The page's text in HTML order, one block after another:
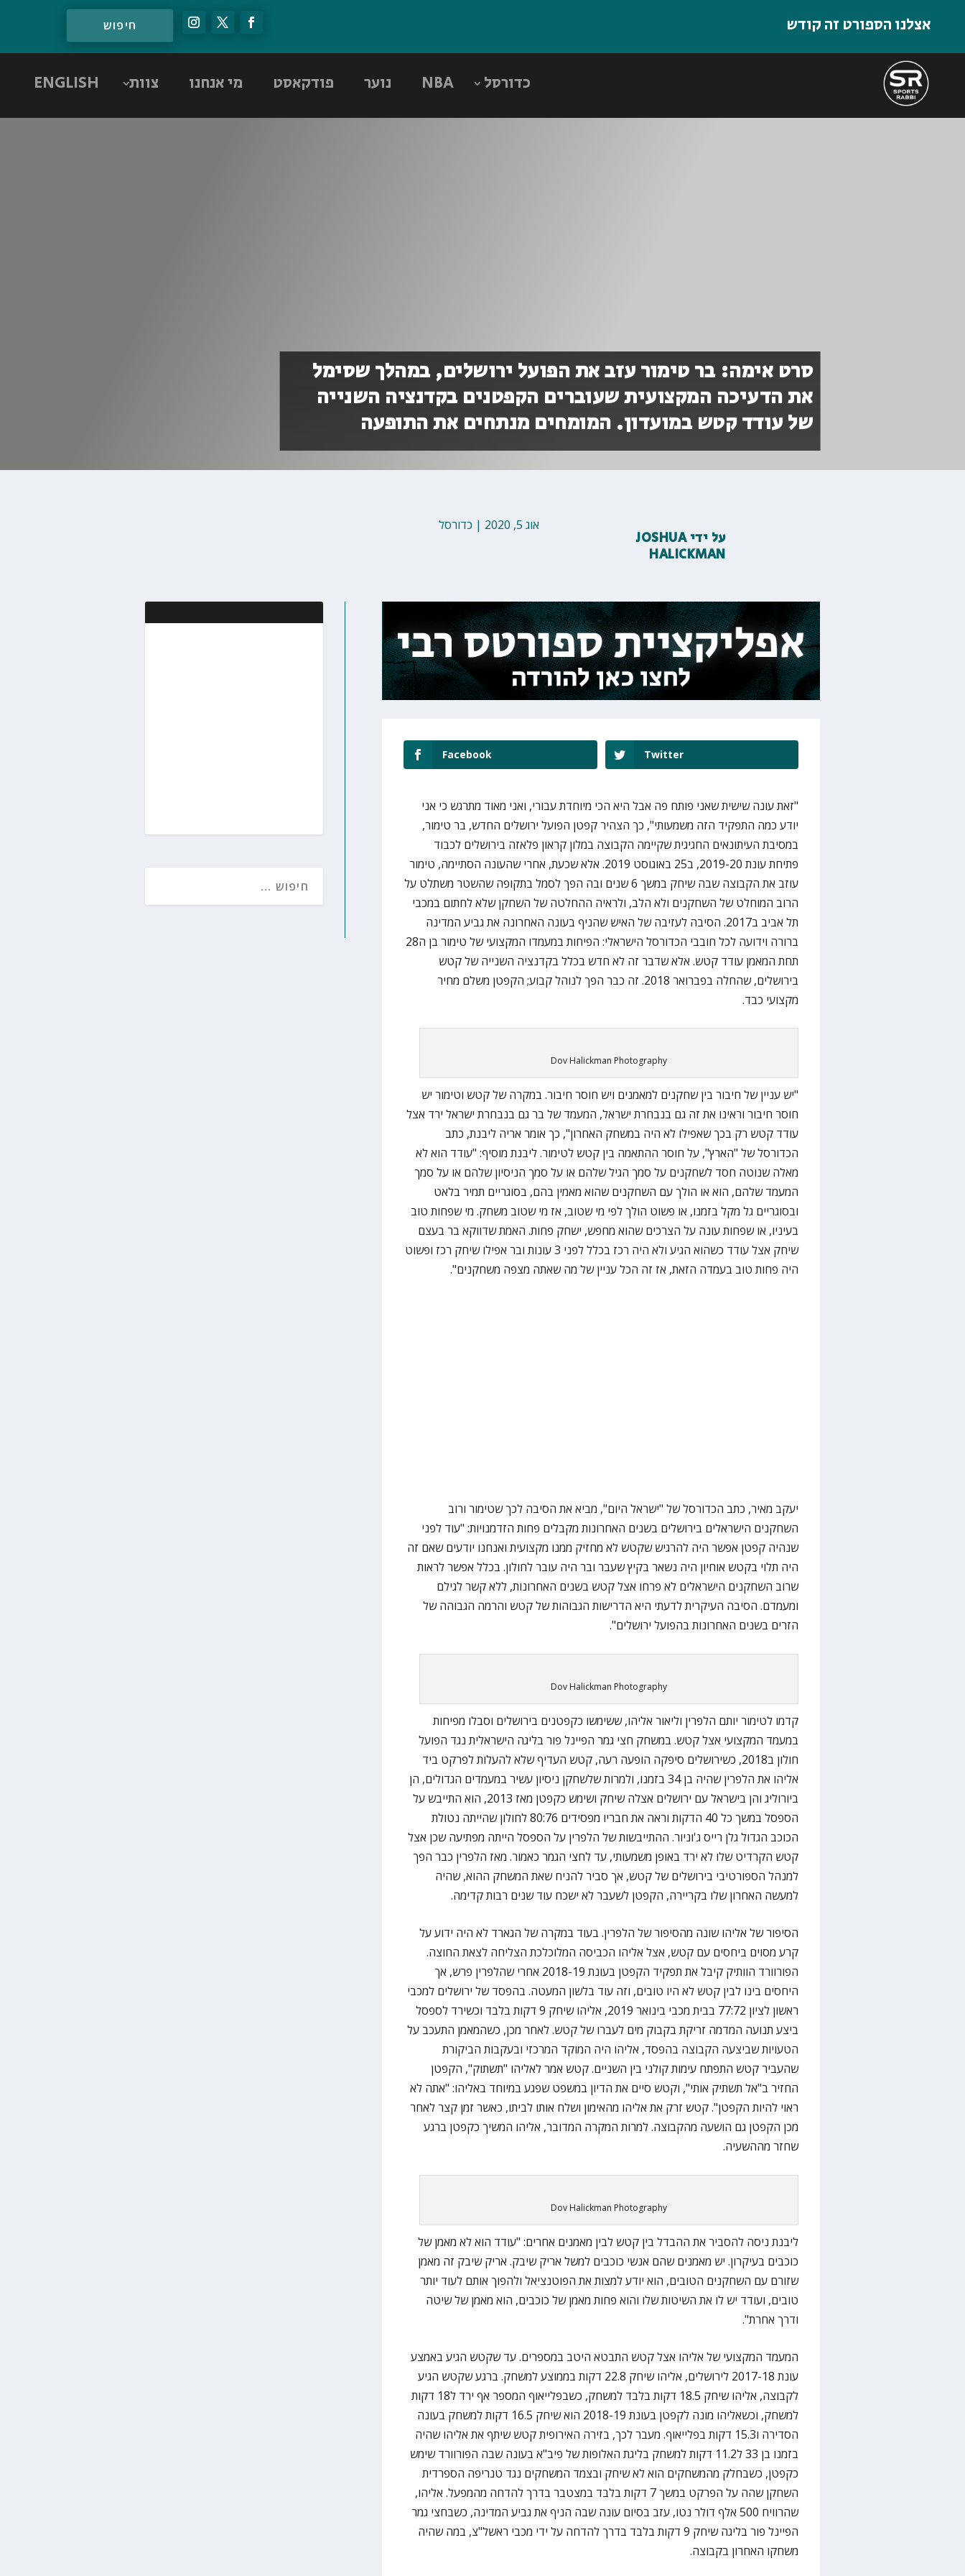
אצלנו הספורט זה קודש
כדורסל NBA נוער פודקאסט מי אנחנו צוות ENGLISH
סרט אימה: בר טימור עזב את הפועל ירושלים, במהלך שסימל
את הדעיכה המקצועית שעוברים הקפטנים בקדנציה השנייה
של עודד קטש במועדון. המומחים מנתחים את התופעה
אוג 5, 2020 | כדורסל
על ידיJOSHUA
HALICKMAN
Facebook Twitter
"זאת עונה שישית שאני פותח פה אבל היא הכי מיוחדת עבורי, ואני מאוד מתרגש כי אני
יודע כמה התפקיד הזה משמעותי", כך הצהיר קפטן הפועל ירושלים החדש, בר טימור,
במסיבת העיתונאים החגיגית שקיימה הקבוצה במלון קראון פלאזה בירושלים לכבוד
פתיחת עונת 2019-20, ב25 באוגוסט 2019. אלא שכעת, אחרי שהעונה הסתיימה, טימור
עוזב את הקבוצה שבה שיחק במשך 6 שנים ובה הפך לסמל בתקופה שהשטר משתלט על
הרוב המוחלט של השחקנים ולא הלב, ולראיה ההחלטה של השחקן שלא לחתום במכבי
תל אביב ב2017. הסיבה לעזיבה של האיש שהניף בעונה האחרונה את גביע המדינה
ברורה וידועה לכל חובבי הכדורסל הישראלי: הפיחות במעמדו המקצועי של טימור בן ה28
תחת המאמן עודד קטש. אלא שדבר זה לא חדש בכלל בקדנציה השנייה של קטש
בירושלים, שהחלה בפברואר 2018. זה כבר הפך לנוהל קבוע; הקפטן משלם מחיר
מקצועי כבד.
Dov Halickman Photography
"יש עניין של חיבור בין שחקנים למאמנים ויש חוסר חיבור. במקרה של קטש וטימור יש
חוסר חיבור וראינו את זה גם בנבחרת ישראל, המעמד של בר גם בנבחרת ישראל ירד אצל
עודד קטש רק בכך שאפילו לא היה במשחק האחרון", כך אומר אריה ליבנת, כתב
הכדורסל של "הארץ", על חוסר ההתאמה בין קטש לטימור. ליבנת מוסיף: "עודד הוא לא
מאלה שנוטה חסד לשחקנים על סמך הגיל שלהם או על סמך הניסיון שלהם או על סמך
המעמד שלהם, הוא או הולך עם השחקנים שהוא מאמין בהם, בסוגריים תמיר בלאט
ובסוגריים גל מקל בזמנו, או פשוט הולך לפי מי שטוב, אז מי שטוב משחק. מי שפחות טוב
בעיניו, או שפחות עונה על הצרכים שהוא מחפש, ישחק פחות. האמת שדווקא בר בעצם
שיחק אצל עודד כשהוא הגיע ולא היה רכז בכלל לפני 3 עונות ובר אפילו שיחק רכז ופשוט
היה פחות טוב בעמדה הזאת, אז זה הכל עניין של מה שאתה מצפה משחקנים".
יעקב מאיר, כתב הכדורסל של "ישראל היום", מביא את הסיבה לכך שטימור ורוב
השחקנים הישראלים בירושלים בשנים האחרונות מקבלים פחות הזדמנויות: "עוד לפני
שנהיה קפטן אפשר היה להרגיש שקטש לא מחזיק ממנו מקצועית ואנחנו יודעים שאם זה
היה תלוי בקטש אוחיון היה נשאר בקיץ שעבר ובר היה עובר לחולון. בכלל אפשר לראות
שרוב השחקנים הישראלים לא פרחו אצל קטש בשנים האחרונות, ללא קשר לגילם
ומעמדם. הסיבה העיקרית לדעתי היא הדרישות הגבוהות של קטש והרמה הגבוהה של
הזרים בשנים האחרונות בהפועל ירושלים".
Dov Halickman Photography
קדמו לטימור יותם הלפרין וליאור אליהו, ששימשו כקפטנים בירושלים וסבלו מפיחות
במעמד המקצועי אצל קטש. במשחק חצי גמר הפיינל פור בליגה הישראלית נגד הפועל
חולון ב2018, כשירושלים סיפקה הופעה רעה, קטש העדיף שלא להעלות לפרקט ביד
אליהו את הלפרין שהיה בן 34 בזמנו, ולמרות שלשחקן ניסיון עשיר במעמדים הגדולים, הן
ביורוליג והן בישראל עם ירושלים אצלה שיחק ושימש כקפטן מאז 2013, הוא התייבש על
הספסל במשך כל 40 הדקות וראה את חבריו מפסידים 80:76 לחולון שהייתה נטולת
הכוכב הגדול גלן רייס ג'וניור. ההתייבשות של הלפרין על הספסל הייתה מפתיעה שכן אצל
קטש הקרדיט שלו לא ירד באופן משמעותי, עד לחצי הגמר כאמור. מאז הלפרין כבר הפך
למנהל הספורטיבי בירושלים של קטש, אך סביר להניח שאת המשחק ההוא, שהיה
למעשה האחרון שלו בקריירה, הקפטן לשעבר לא ישכח עוד שנים רבות קדימה.
הסיפור של אליהו שונה מהסיפור של הלפרין. בעוד במקרה של הגארד לא היה ידוע על
קרע מסוים ביחסים עם קטש, אצל אליהו הכביסה המלוכלכת הצליחה לצאת החוצה.
הפורוורד הוותיק קיבל את תפקיד הקפטן בעונת 2018-19 אחרי שהלפרין פרש, אך
היחסים בינו לבין קטש לא היו טובים, וזה עוד בלשון המעטה. בהפסד של ירושלים למכבי
ראשון לציון 77:72 בבית מכבי בינואר 2019, אליהו שיחק 9 דקות בלבד וכשירד לספסל
ביצע תנועה המדמה זריקת בקבוק מים לעברו של קטש. לאחר מכן, כשהמאמן התעכב על
הטעויות שביצעה הקבוצה בהפסד, אליהו היה המוקד המרכזי ובעקבות הביקורת
שהעביר קטש התפתח עימות קולני בין השניים. קטש אמר לאליהו "תשתוק", הקפטן
החזיר ב"אל תשתיק אותי", וקטש סיים את הדיון במשפט שפגע במיוחד באליהו: "אתה לא
ראוי להיות הקפטן". קטש זרק את אליהו מהאימון ושלח אותו לביתו, כאשר זמן קצר לאחר
מכן הקפטן גם הושעה מהקבוצה. למרות המקרה המדובר, אליהו המשיך כקפטן ברגע
שחזר מההשעיה.
Dov Halickman Photography
ליבנת ניסה להסביר את ההבדל בין קטש לבין מאמנים אחרים: "עודד הוא לא מאמן של
כוכבים בעיקרון. יש מאמנים שהם אנשי כוכבים למשל אריק שיבק. אריק שיבק זה מאמן
שזורם עם השחקנים הטובים, הוא יודע למצות את הפוטנציאל ולהפוך אותם לעוד יותר
טובים, ועודד יש לו את השיטות שלו והוא פחות מאמן של כוכבים, הוא מאמן של שיטה
ודרך אחרת".
המעמד המקצועי של אליהו אצל קטש התבטא היטב במספרים. עד שקטש הגיע באמצע
עונת 2017-18 לירושלים, אליהו שיחק 22.8 דקות בממוצע למשחק. ברגע שקטש הגיע
לקבוצה, אליהו שיחק 18.5 דקות בלבד למשחק, כשבפלייאוף המספר אף ירד ל18 דקות
למשחק, וכשאליהו מונה לקפטן בעונת 2018-19 הוא שיחק 16.5 דקות למשחק בעונה
הסדירה ו15.3 דקות בפלייאוף. מעבר לכך, בזירה האירופית קטש שיתף את אליהו שהיה
בזמנו בן 33 ל11.2 דקות למשחק בליגת האלופות של פיב"א בעונה שבה הפורוורד שימש
כקפטן, כשבחלק מהמשחקים הוא לא שיחק ובצמד המשחקים נגד טנריפה הספרדית
השחקן שהה על הפרקט במשך 7 דקות בלבד במצטבר בדרך להדחה מהמפעל. אליהו,
שהרוויח 500 אלף דולר נטו, עזב בסיום עונה שבה הניף את גביע המדינה, כשבחצי גמר
הפיינל פור בליגה שיחק 9 דקות בלבד בדרך להדחה על ידי מכבי ראשל"צ, במה שהיה
משחקו האחרון בקבוצה.